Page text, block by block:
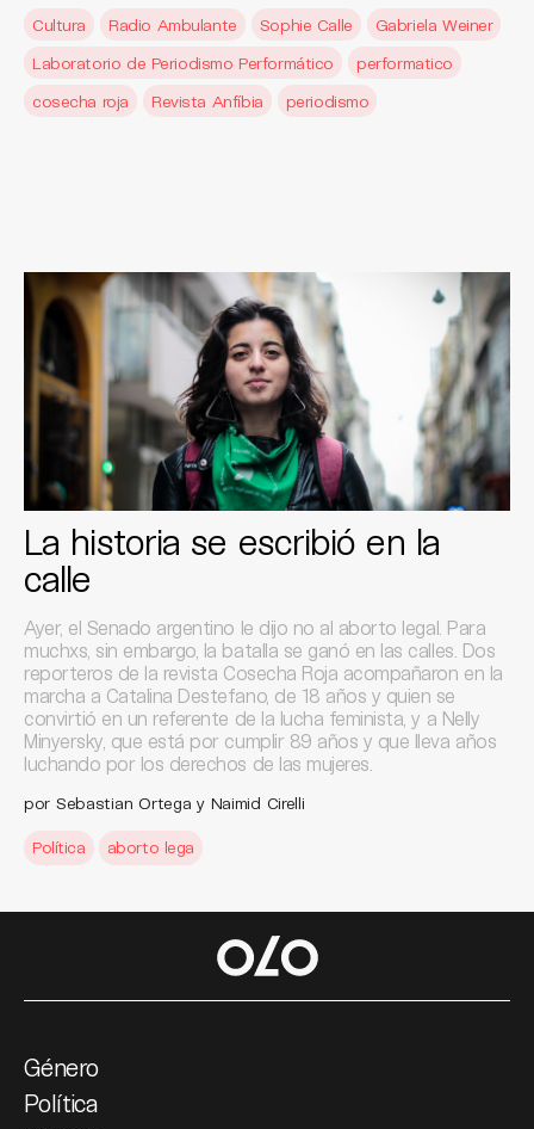
Cultura
Radio Ambulante Sophie Calle
Gabriela Weiner
Laboratorio de Periodismo Performático
performatico
cosecha roja
Revista Anfíbia periodismo
La historia se escribió en la
calle
Ayer, el Senado argentino le dijo no al aborto legal. Para
muchxs, sin embargo, la batalla se ganó en las calles. Dos
reporteros de la revista Cosecha Roja acompañaron en la
marcha a Catalina Destefano, de 18 años y quien se
convirtió en un referente de la lucha feminista, y a Nelly
Minyersky, que está por cumplir 89 años y que lleva años
luchando por los derechos de las mujeres.
por Sebastian Ortega y Naimid Cirelli
Política aborto lega
Género
Política